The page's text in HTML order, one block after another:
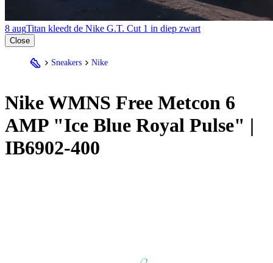
8 augTitan kleedt de Nike G.T. Cut 1 in diep zwart
Close
Sneakers Nike
NikeWMNS Free Metcon 6
AMP "Ice Blue Royal Pulse" |
IB6902-400